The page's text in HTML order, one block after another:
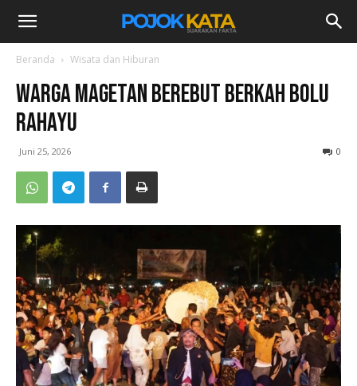
Beranda Wisata dan Hiburan
Warga Magetan Berebut Berkah Bolu
Rahayu
Juni 25, 2026 0